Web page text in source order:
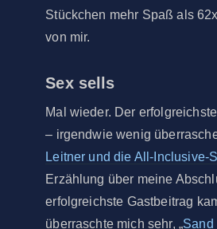
Stückchen mehr Spaß als
von mir.
Sex sells
Mal wieder. Der
– irgendwie wenig
Leitner und die All-Inclusive-
Erzählung über meine
erfolgreichste Gastbeitrag
überraschte mich sehr, „Sand